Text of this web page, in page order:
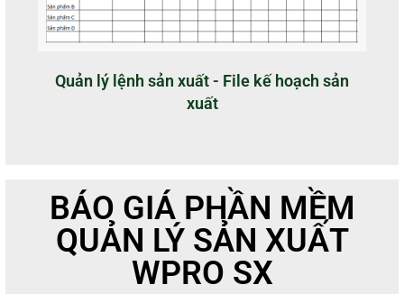
Quản lý lệnh sản xuất - File kế hoạch sản
xuất
BÁO GIÁ PHẦN MỀM
QUẢN LÝ SẢN XUẤT
WPRO SX